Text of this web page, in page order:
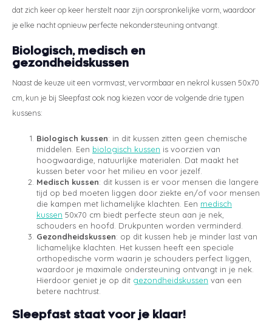
dat zich keer op keer herstelt naar zijn oorspronkelijke vorm, waardoor
je elke nacht opnieuw perfecte nekondersteuning ontvangt.
Biologisch, medisch en
gezondheidskussen
Naast de keuze uit een vormvast, vervormbaar en nekrol kussen 50x70
cm, kun je bij Sleepfast ook nog kiezen voor de volgende drie typen
kussens:
Biologisch kussen: in dit kussen zitten geen chemische
middelen. Een biologisch kussen is voorzien van
hoogwaardige, natuurlijke materialen. Dat maakt het
kussen beter voor het milieu en voor jezelf.
Medisch kussen: dit kussen is er voor mensen die langere
tijd op bed moeten liggen door ziekte en/of voor mensen
die kampen met lichamelijke klachten. Een medisch
kussen 50x70 cm biedt perfecte steun aan je nek,
schouders en hoofd. Drukpunten worden verminderd.
Gezondheidskussen: op dit kussen heb je minder last van
lichamelijke klachten. Het kussen heeft een speciale
orthopedische vorm waarin je schouders perfect liggen,
waardoor je maximale ondersteuning ontvangt in je nek.
Hierdoor geniet je op dit gezondheidskussen van een
betere nachtrust.
Sleepfast staat voor je klaar!